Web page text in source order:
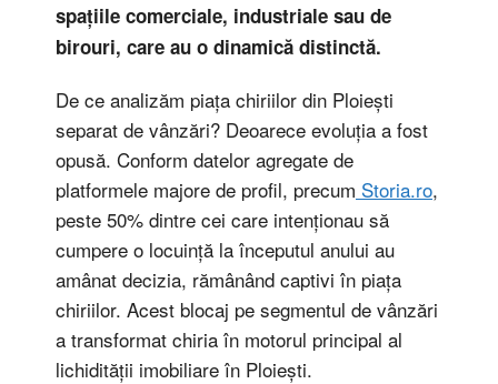
spațiile comerciale, industriale sau de
birouri, care au o dinamică distinctă.
De ce analizăm piața chiriilor din Ploiești
separat de vânzări? Deoarece evoluția a fost
opusă. Conform datelor agregate de
platformele majore de profil, precum Storia.ro,
peste 50% dintre cei care intenționau să
cumpere o locuință la începutul anului au
amânat decizia, rămânând captivi în piața
chiriilor. Acest blocaj pe segmentul de vânzări
a transformat chiria în motorul principal al
lichidității imobiliare în Ploiești.